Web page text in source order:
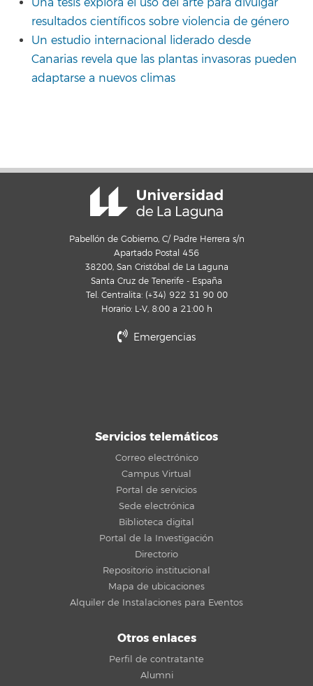
Una tesis explora el uso del arte para divulgar
resultados científicos sobre violencia de género
Un estudio internacional liderado desde
Canarias revela que las plantas invasoras pueden
adaptarse a nuevos climas
Pabellón de Gobierno, C/ Padre Herrera s/n
Apartado Postal 456
38200, San Cristóbal de La Laguna
Santa Cruz de Tenerife - España
Tel. Centralita: (+34) 922 31 90 00
Horario: L-V, 8:00 a 21:00 h
Emergencias
Servicios telemáticos
Correo electrónico
Campus Virtual
Portal de servicios
Sede electrónica
Biblioteca digital
Portal de la Investigación
Directorio
Repositorio institucional
Mapa de ubicaciones
Alquiler de Instalaciones para Eventos
Otros enlaces
Perfil de contratante
Alumni